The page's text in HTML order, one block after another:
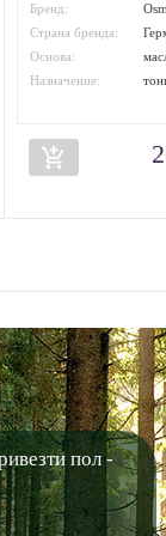
Бренд:
Страна бренда:
Основа:
Назначение:
add_shopping_cart
пол -